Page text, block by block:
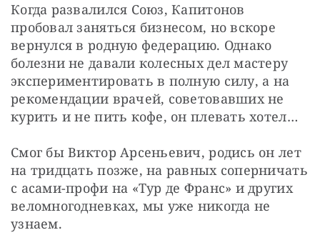
Когда развалился Союз, Капитонов
пробовал заняться бизнесом, но вскоре
вернулся в родную федерацию. Однако
болезни не давали колесных дел мастеру
экспериментировать в полную силу, а на
рекомендации врачей, советовавших не
курить и не пить кофе, он плевать хотел…
Смог бы Виктор Арсеньевич, родись он лет
на тридцать позже, на равных соперничать
с асами-профи на «Тур де Франс» и других
веломногодневках, мы уже никогда не
узнаем.